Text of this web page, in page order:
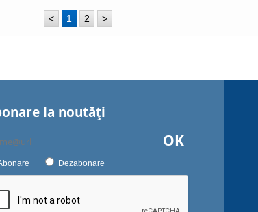
< 1 2 >
la noutăţi
OK
Dezabonare